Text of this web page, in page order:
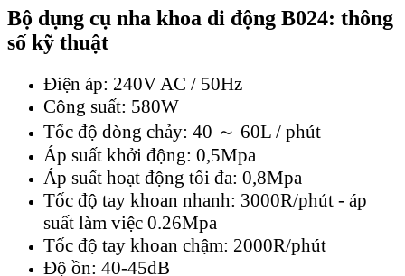
Bộ dụng cụ nha khoa di động B024: thông
số kỹ thuật
Điện áp: 240V AC / 50Hz
Công suất: 580W
Tốc độ dòng chảy: 40 ～ 60L / phút
Áp suất khởi động: 0,5Mpa
Áp suất hoạt động tối đa: 0,8Mpa
Tốc độ tay khoan nhanh: 3000R/phút - áp
suất làm việc 0.26Mpa
Tốc độ tay khoan chậm: 2000R/phút
Độ ồn: 40-45dB